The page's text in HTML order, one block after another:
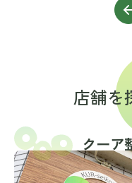
店舗を
クーア